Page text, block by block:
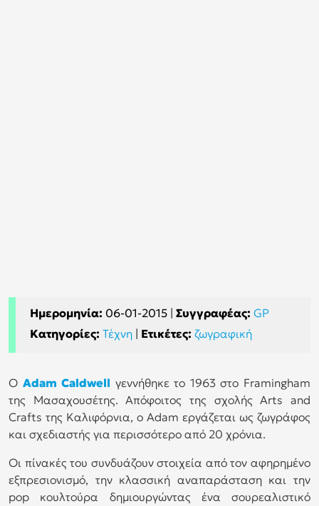
Ημερομηνία: 06-01-2015 | Συγγραφέας: GP
Κατηγορίες: Τέχνη | Ετικέτες: ζωγραφική
Ο AdamCaldwell γεννήθηκε το 1963 στο Framingham
της Μασαχουσέτης. Απόφοιτος της σχολής Arts and
Crafts της Καλιφόρνια, ο Adam εργάζεται ως ζωγράφος
και σχεδιαστής για περισσότερο από 20 χρόνια.
Οι πίνακές του συνδυάζουν στοιχεία από τον αφηρημένο
εξπρεσιονισμό, την κλασσική αναπαράσταση και την
pop κουλτούρα δημιουργώντας ένα σουρεαλιστικό